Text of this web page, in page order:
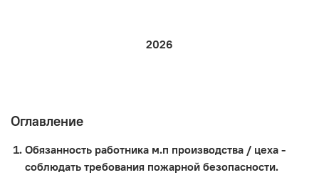
2026
Оглавление
Обязанность работника м.п производства / цеха -
соблюдать требования пожарной безопасности.